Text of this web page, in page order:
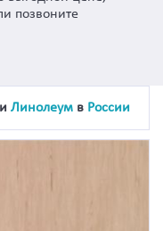
позвоните
Линолеум в России